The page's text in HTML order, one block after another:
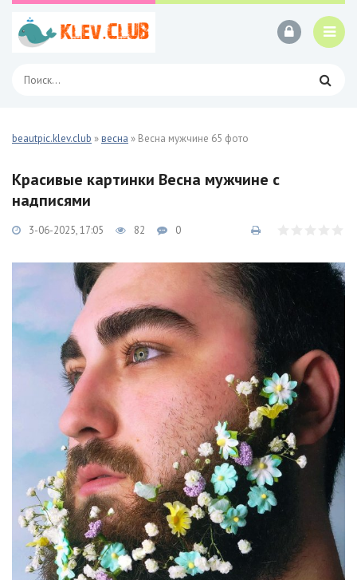
beautpic.klev.club »весна » Весна мужчине 65 фото
Красивые картинки Весна мужчине с
надписями
3-06-2025, 17:05 82 0